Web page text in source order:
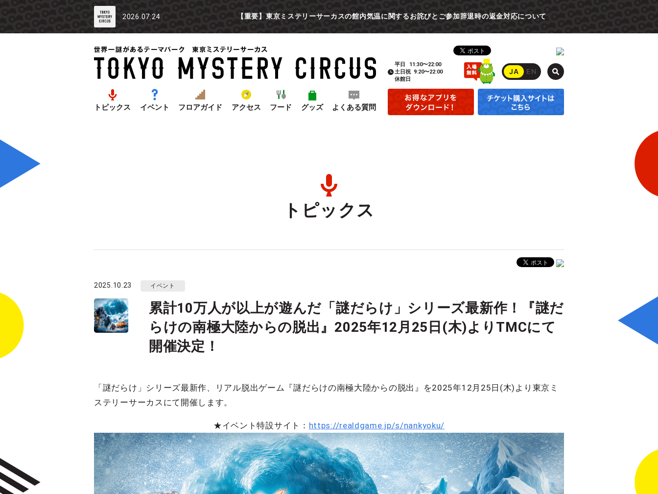
2026.07.24 【重要】東京ミステリーサーカスの館内気温に関するお詫びとご参加辞退時の返金対応について
トピックス イベント フロアガイド アクセス フード グッズ よくある質問
平日
11:30〜22:00
土日祝 9:20〜22:00
休館日
JA EN
トピックス
2025.10.23 イベント
累計10万人が以上が遊んだ「謎だらけ」シリーズ最新作！『謎だ
らけの南極大陸からの脱出』2025年12月25日(木)よりTMCにて
開催決定！
「謎だらけ」シリーズ最新作、リアル脱出ゲーム『謎だらけの南極大陸からの脱出』を2025年12月25日(木)より東京ミ
ステリーサーカスにて開催します。
★イベント特設サイト： https://realdgame.jp/s/nankyoku/